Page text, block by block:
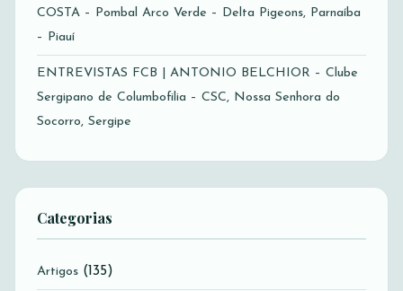
COSTA – Pombal Arco Verde – Delta Pigeons, Parnaíba
– Piauí
ENTREVISTAS FCB | ANTONIO BELCHIOR – Clube
Sergipano de Columbofilia – CSC, Nossa Senhora do
Socorro, Sergipe
Categorias
Artigos (135)